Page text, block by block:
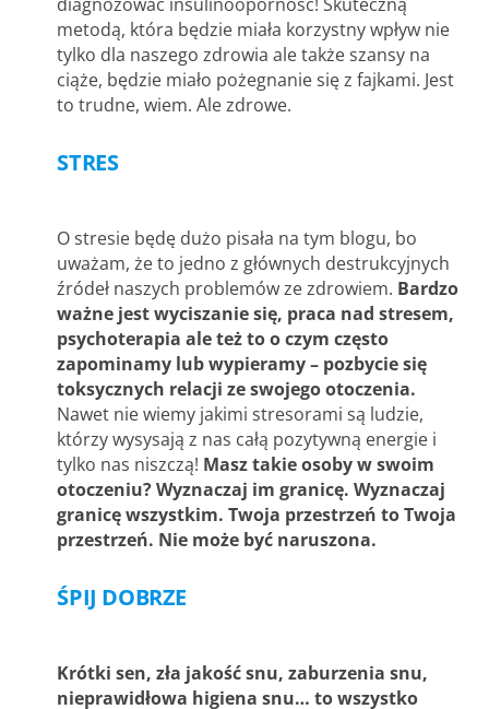
metodą, która będzie miała korzystny wpływ nie
tylko dla naszego zdrowia ale także szansy na
ciąże, będzie miało pożegnanie się z fajkami. Jest
to trudne, wiem. Ale zdrowe.
STRES
O stresie będę dużo pisała na tym blogu, bo
uważam, że to jedno z głównych destrukcyjnych
źródeł naszych problemów ze zdrowiem. Bardzo
ważne jest wyciszanie się, praca nad stresem,
psychoterapia ale też to o czym często
zapominamy lub wypieramy – pozbycie się
toksycznych relacji ze swojego otoczenia.
Nawet nie wiemy jakimi stresorami są ludzie,
którzy wysysają z nas całą pozytywną energie i
tylko nas niszczą! Masz takie osoby w swoim
otoczeniu? Wyznaczaj im granicę. Wyznaczaj
granicę wszystkim. Twoja przestrzeń to Twoja
przestrzeń. Nie może być naruszona.
ŚPIJ DOBRZE
Krótki sen, zła jakość snu, zaburzenia snu,
nieprawidłowa higiena snu… to wszystko